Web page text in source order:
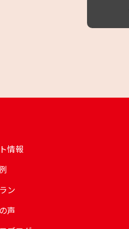
情報
ン
声